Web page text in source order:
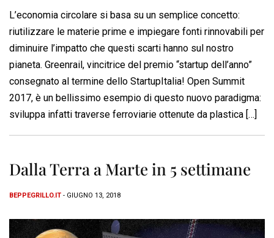
L’economia circolare si basa su un semplice concetto:
riutilizzare le materie prime e impiegare fonti rinnovabili per
diminuire l’impatto che questi scarti hanno sul nostro
pianeta. Greenrail, vincitrice del premio “startup dell’anno”
consegnato al termine dello StartupItalia! Open Summit
2017, è un bellissimo esempio di questo nuovo paradigma:
sviluppa infatti traverse ferroviarie ottenute da plastica […]
Dalla Terra a Marte in 5 settimane
BEPPEGRILLO.IT - GIUGNO 13, 2018